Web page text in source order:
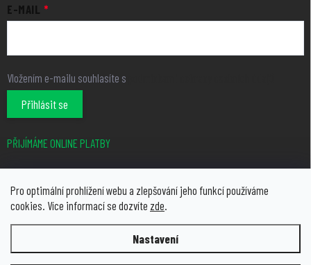
Pro optimální prohlížení webu a zlepšování jeho funkcí používáme
cookies. Více informací se dozvíte zde.
Nastavení
E-MAIL
Vložením e-mailu souhlasíte s
Přihlásit se
PŘIJÍMÁME ONLINE PLATBY
Copyright 2026growcity.cz. Všechna práva vyhrazena.Upravit